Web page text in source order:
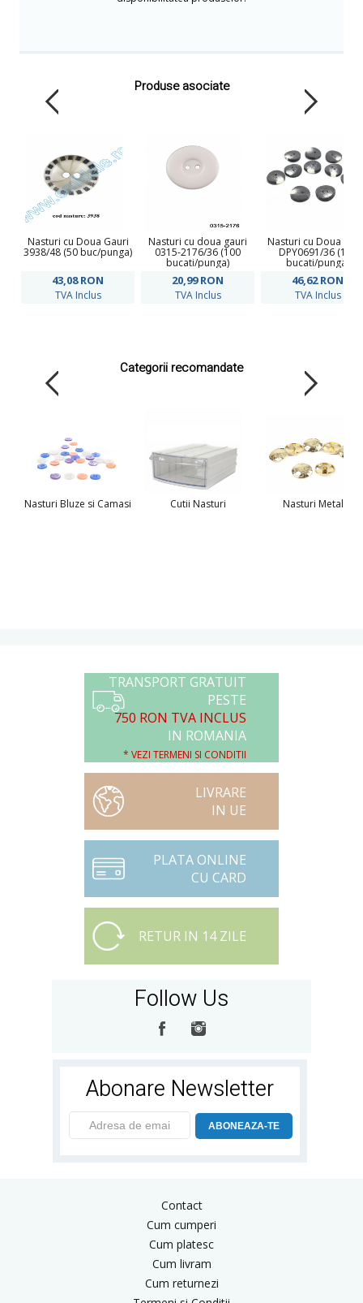
Produse asociate
Nasturi cu Doua Gauri
3938/48 (50 buc/punga)
43,08RON
TVA Inclus
Nasturi cu doua gauri
0315-2176/36 (100
bucati/punga)
20,99RON
TVA Inclus
Nasturi cu Doua
DPY0691/36 (100
bucati/punga)
46,62RON
TVA Inclus
Categorii recomandate
Nasturi Bluze si Camasi Cutii Nasturi Nasturi Metalici
TRANSPORT GRATUIT
PESTE
750 RON TVA INCLUS
IN ROMANIA
* VEZI TERMENI SI CONDITII
LIVRARE
IN UE
PLATA ONLINE
CU CARD
RETUR IN 14 ZILE
Follow Us
Abonare Newsletter
ABONEAZA-TE
Contact
Cum cumperi
Cum platesc
Cum livram
Cum returnezi